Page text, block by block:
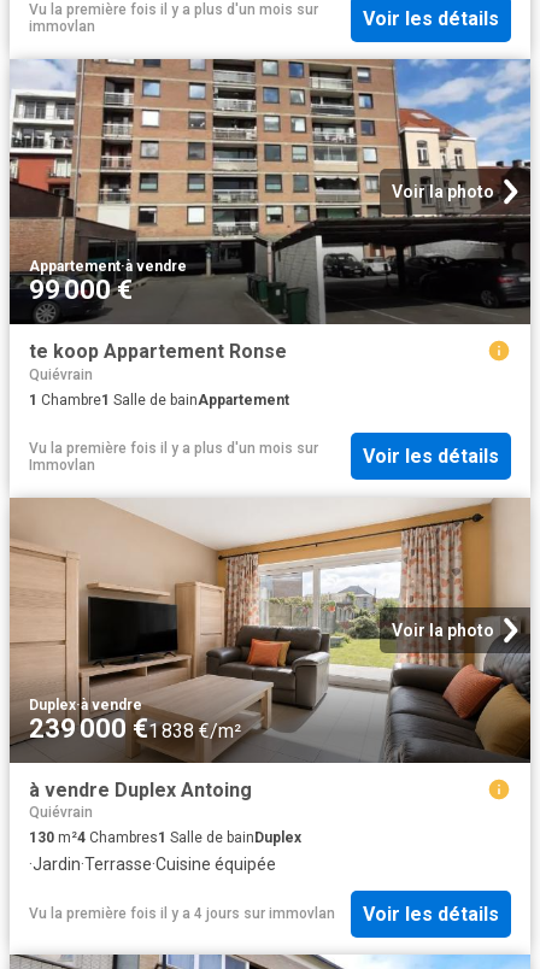
Vu la première fois il y a plus d'un mois sur
immovlan
Voir les détails
Voir la photo
Appartement·à vendre
99 000 €
te koop Appartement Ronse
Quiévrain
1 Chambre1 Salle de bainAppartement
Vu la première fois il y a plus d'un mois sur
Immovlan
Voir les détails
Voir la photo
Duplex·à vendre
239 000 €1 838 €/m²
à vendre Duplex Antoing
Quiévrain
130 m²4 Chambres1 Salle de bain Duplex
·Jardin·Terrasse·Cuisine équipée
Vu la première fois il y a 4 jours sur immovlan Voir les détails